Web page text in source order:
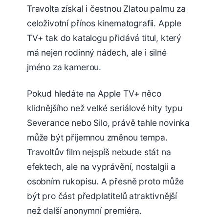
Travolta získal i čestnou Zlatou palmu za
celoživotní přínos kinematografii. Apple
TV+ tak do katalogu přidává titul, který
má nejen rodinný nádech, ale i silné
jméno za kamerou.
Pokud hledáte na Apple TV+ něco
klidnějšího než velké seriálové hity typu
Severance nebo Silo, právě tahle novinka
může být příjemnou změnou tempa.
Travoltův film nejspíš nebude stát na
efektech, ale na vyprávění, nostalgii a
osobním rukopisu. A přesně proto může
být pro část předplatitelů atraktivnější
než další anonymní premiéra.